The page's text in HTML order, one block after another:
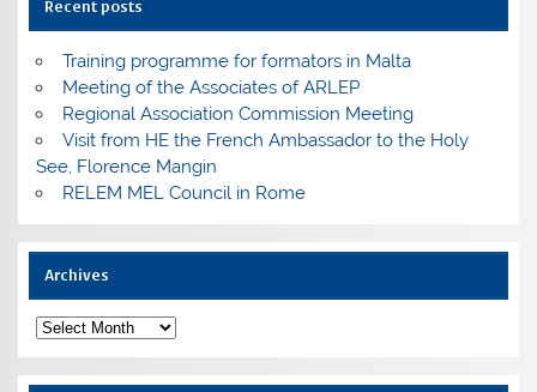
Recent posts
Training programme for formators in Malta
Meeting of the Associates of ARLEP
Regional Association Commission Meeting
Visit from HE the French Ambassador to the Holy
See, Florence Mangin
RELEM MEL Council in Rome
Archives
Archives